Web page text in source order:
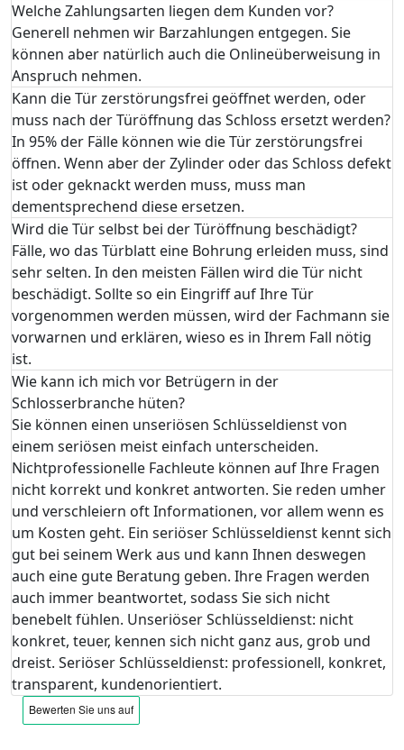
Welche Zahlungsarten liegen dem Kunden vor?
Generell nehmen wir Barzahlungen entgegen. Sie
können aber natürlich auch die Onlineüberweisung in
Anspruch nehmen.
Kann die Tür zerstörungsfrei geöffnet werden, oder
muss nach der Türöffnung das Schloss ersetzt werden?
In 95% der Fälle können wie die Tür zerstörungsfrei
öffnen. Wenn aber der Zylinder oder das Schloss defekt
ist oder geknackt werden muss, muss man
dementsprechend diese ersetzen.
Wird die Tür selbst bei der Türöffnung beschädigt?
Fälle, wo das Türblatt eine Bohrung erleiden muss, sind
sehr selten. In den meisten Fällen wird die Tür nicht
beschädigt. Sollte so ein Eingriff auf Ihre Tür
vorgenommen werden müssen, wird der Fachmann sie
vorwarnen und erklären, wieso es in Ihrem Fall nötig
ist.
Wie kann ich mich vor Betrügern in der
Schlosserbranche hüten?
Sie können einen unseriösen Schlüsseldienst von
einem seriösen meist einfach unterscheiden.
Nichtprofessionelle Fachleute können auf Ihre Fragen
nicht korrekt und konkret antworten. Sie reden umher
und verschleiern oft Informationen, vor allem wenn es
um Kosten geht. Ein seriöser Schlüsseldienst kennt sich
gut bei seinem Werk aus und kann Ihnen deswegen
auch eine gute Beratung geben. Ihre Fragen werden
auch immer beantwortet, sodass Sie sich nicht
benebelt fühlen. Unseriöser Schlüsseldienst: nicht
konkret, teuer, kennen sich nicht ganz aus, grob und
dreist. Seriöser Schlüsseldienst: professionell, konkret,
transparent, kundenorientiert.